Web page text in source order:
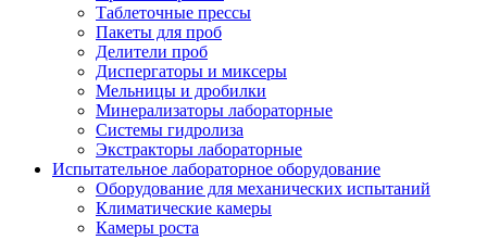
Таблеточные прессы
Пакеты для проб
Делители проб
Диспергаторы и миксеры
Мельницы и дробилки
Минерализаторы лабораторные
Системы гидролиза
Экстракторы лабораторные
Испытательное лабораторное оборудование
Оборудование для механических испытаний
Климатические камеры
Камеры роста